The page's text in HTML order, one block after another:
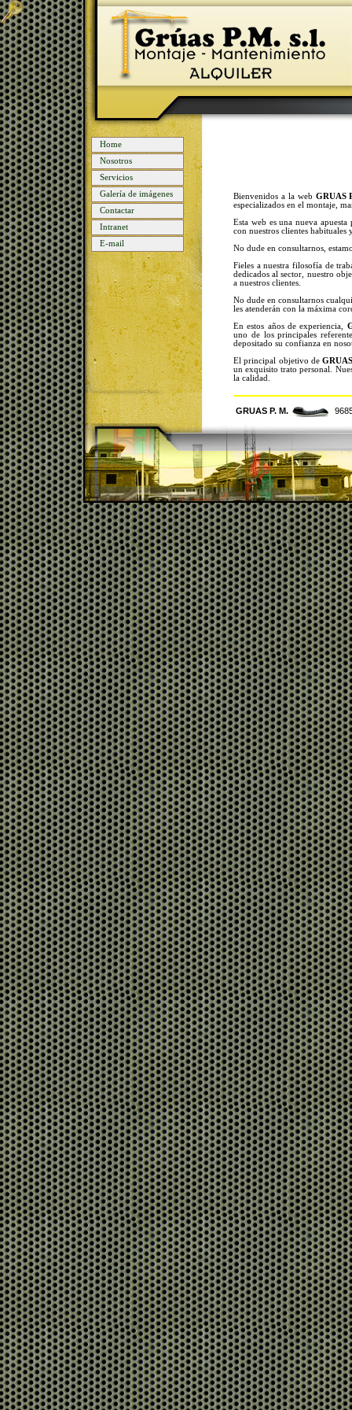
Home
Nosotros
Servicios
Galería de imágenes
Contactar
Intranet
E-mail
Bienvenidos a la web GRUAS
especializados en el montaje,
Esta web es una nueva
con nuestros clientes
No dude en consultarnos,
Fieles a nuestra filosofía de
dedicados al sector, nuestro
a nuestros clientes.
No dude en consultarnos
les atenderán con la máxima
En estos años de experiencia,
uno de los principales
depositado su confianza en
El principal objetivo de
un exquisito trato personal.
la calidad.
GRUAS P. M.